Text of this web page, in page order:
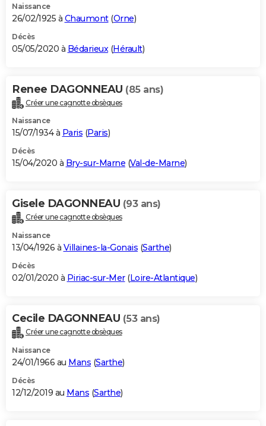
Naissance
26/02/1925 à Chaumont(Orne)
Décès
05/05/2020 à Bédarieux (Hérault)
Renee DAGONNEAU (85 ans)
Créer une cagnotte obsèques
Naissance
15/07/1934 à Paris (Paris)
Décès
15/04/2020 à Bry-sur-Marne (Val-de-Marne)
Gisele DAGONNEAU (93 ans)
Créer une cagnotte obsèques
Naissance
13/04/1926 à Villaines-la-Gonais (Sarthe)
Décès
02/01/2020 à Piriac-sur-Mer(Loire-Atlantique)
Cecile DAGONNEAU (53 ans)
Créer une cagnotte obsèques
Naissance
24/01/1966 au Mans (Sarthe)
Décès
12/12/2019 au Mans (Sarthe)